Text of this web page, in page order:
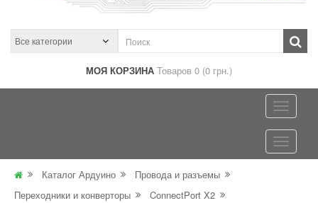
МОЯ КОРЗИНА Товаров 0 (0 грн.)
Каталог Ардуино
Провода и разъемы
Переходники и конверторы
ConnectPort X2